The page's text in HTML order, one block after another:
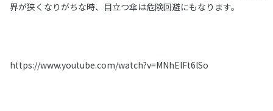
界が狭くなりがちな時、目立つ傘は危険回避にもなります。
https://www.youtube.com/watch?v=MNhElFt6lSo